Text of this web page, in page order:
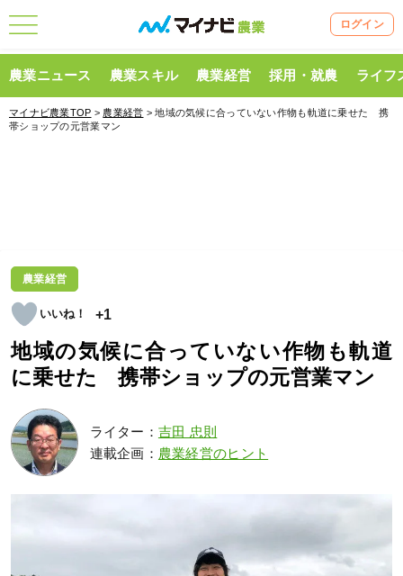
ログイン
農業ニュース 農業スキル 農業経営 採用・就農 ライフ
マイナビ農業TOP > 農業経営 > 地域の気候に合っていない作物も軌道に乗せた 携
帯ショップの元営業マン
農業経営
+1
地域の気候に合っていない作物も軌道
に乗せた 携帯ショップの元営業マン
ライター： 吉田 忠則
連載企画： 農業経営のヒント